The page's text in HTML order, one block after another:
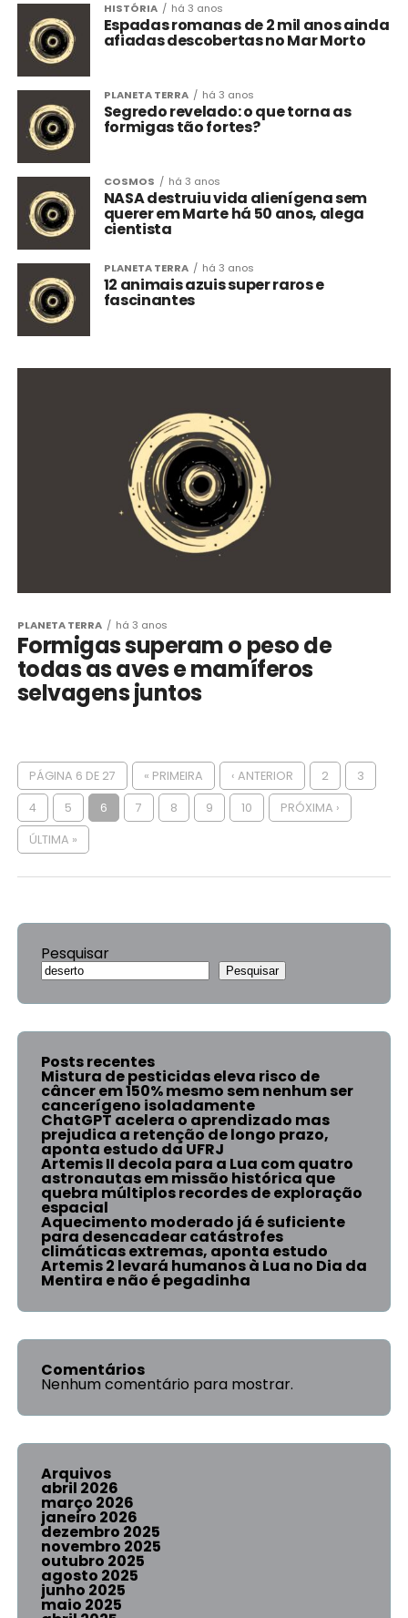
HISTÓRIA há 3 anos
Espadas romanas de 2 mil anos ainda
afiadas descobertas no Mar Morto
PLANETA TERRA há 3 anos
Segredo revelado: o que torna as
formigas tão fortes?
COSMOS há 3 anos
NASA destruiu vida alienígena sem
querer em Marte há 50 anos, alega
cientista
PLANETA TERRA há 3 anos
12 animais azuis super raros e
fascinantes
PLANETA TERRA há 3 anos
Formigas superam o peso de
todas as aves e mamíferos
selvagens juntos
PÁGINA 6 DE 27 « PRIMEIRA ‹ ANTERIOR 2 3
4 5 6 7 8 9 10 PRÓXIMA ›
ÚLTIMA »
Pesquisar
Pesquisar
Posts recentes
Mistura de pesticidas eleva risco de
câncer em 150% mesmo sem nenhum ser
cancerígeno isoladamente
ChatGPT acelera o aprendizado mas
prejudica a retenção de longo prazo,
aponta estudo da UFRJ
Artemis II decola para a Lua com quatro
astronautas em missão histórica que
quebra múltiplos recordes de exploração
espacial
Aquecimento moderado já é suficiente
para desencadear catástrofes
climáticas extremas, aponta estudo
Artemis 2 levará humanos à Lua no Dia da
Mentira e não é pegadinha
Comentários
Nenhum comentário para mostrar.
Arquivos
abril 2026
março 2026
janeiro 2026
dezembro 2025
novembro 2025
outubro 2025
agosto 2025
junho 2025
maio 2025